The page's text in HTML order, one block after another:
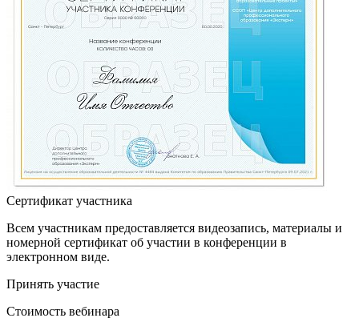
Сертификат участника
Всем участникам предоставляется видеозапись, материалы и
номерной сертификат об участии в конференции в
электронном виде.
Принять участие
Стоимость вебинара